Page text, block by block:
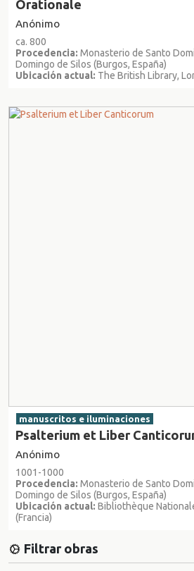
Orationale
Anónimo
ca. 800
Procedencia: Monasterio de Santo
Domingo de Silos (Burgos, España)
Ubicación actual: The British Library,
manuscritos e iluminaciones
Psalterium et Liber
Anónimo
1001-1000
Procedencia: Monasterio de Santo
Domingo de Silos (Burgos, España)
Ubicación actual: Bibliothèque
(Francia)
Filtrar obras